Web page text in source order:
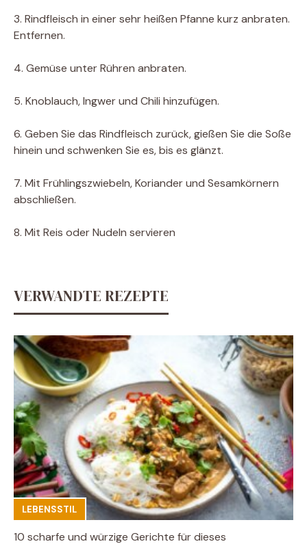
3. Rindfleisch in einer sehr heißen Pfanne kurz anbraten.
Entfernen.
4. Gemüse unter Rühren anbraten.
5. Knoblauch, Ingwer und Chili hinzufügen.
6. Geben Sie das Rindfleisch zurück, gießen Sie die Soße
hinein und schwenken Sie es, bis es glänzt.
7. Mit Frühlingszwiebeln, Koriander und Sesamkörnern
abschließen.
8. Mit Reis oder Nudeln servieren
VERWANDTE REZEPTE
LEBENSSTIL
10 scharfe und würzige Gerichte für dieses